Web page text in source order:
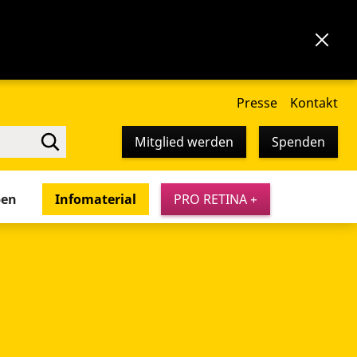
Presse Kontakt
Mitglied werden Spenden
Infomaterial PRO RETINA +